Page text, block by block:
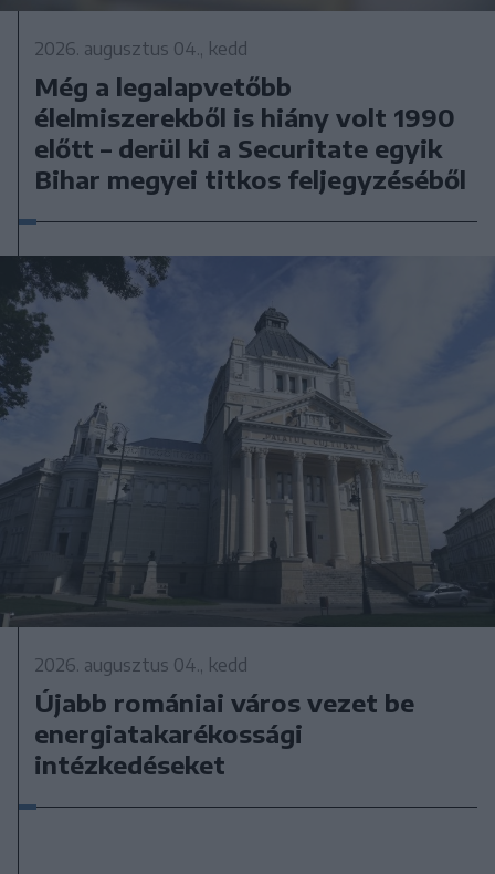
2026. augusztus 04., kedd
Még a legalapvetőbb
élelmiszerekből is hiány volt 1990
előtt – derül ki a Securitate egyik
Bihar megyei titkos feljegyzéséből
2026. augusztus 04., kedd
Újabb romániai város vezet be
energiatakarékossági
intézkedéseket